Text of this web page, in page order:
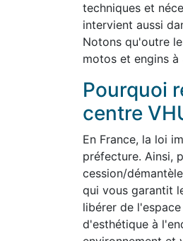
techniques et
intervient aussi
Notons qu'outre
motos et engins à
Pourquoi
centre
En France, la loi
préfecture. Ainsi,
cession/
qui vous garantit
libérer de
d'esthétique à